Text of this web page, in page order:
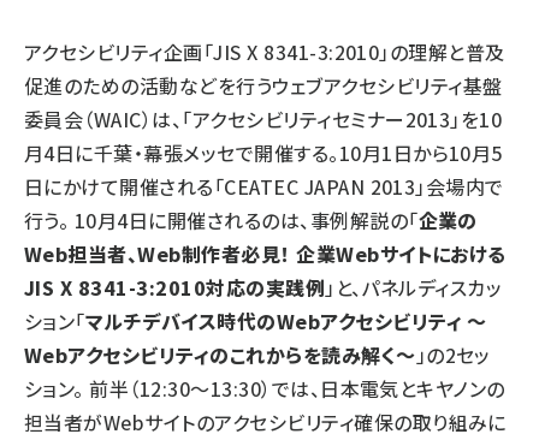
アクセシビリティ企画「JIS X 8341-3:2010」の理解と普及
促進のための活動などを行うウェブアクセシビリティ基盤
委員会（WAIC）は、「アクセシビリティセミナー2013」を10
月4日に千葉・幕張メッセで開催する。10月1日から10月5
日にかけて開催される「CEATEC JAPAN 2013」会場内で
行う。 10月4日に開催されるのは、事例解説の「企業の
Web担当者、Web制作者必見！ 企業Webサイトにおける
JIS X 8341-3:2010対応の実践例」と、パネルディスカッ
ション「マルチデバイス時代のWebアクセシビリティ ～
Webアクセシビリティのこれからを読み解く～」の2セッ
ション。 前半（12:30～13:30）では、日本電気とキヤノンの
担当者がWebサイトのアクセシビリティ確保の取り組みに